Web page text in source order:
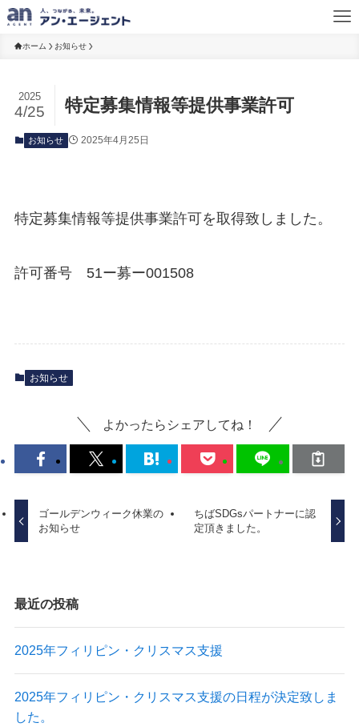
ホーム お知らせ
特定募集情報等提供事業許可
2025
4/25
お知らせ 2025年4月25日
特定募集情報等提供事業許可を取得致しました。
許可番号 51ー募ー001508
お知らせ
よかったらシェアしてね！
ゴールデンウィーク休業の
お知らせ
ちばSDGsパートナーに認
定頂きました。
最近の投稿
2025年フィリピン・クリスマス支援
2025年フィリピン・クリスマス支援の日程が決定致しま
した。